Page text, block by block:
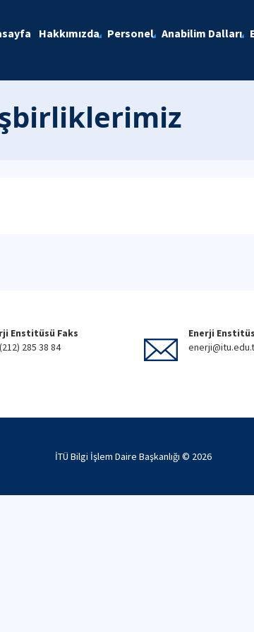
Hakkımızda Personel Anabilim Dalları
Enstitüsü Faks
285 38 84
Enerji
İTÜ Bilgi İşlem Daire Başkanlığı © 2026